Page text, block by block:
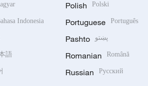
Indonesia
語
Polish Polski
Portuguese Português
Pashto پښتو
Romanian Română
Russian Русский